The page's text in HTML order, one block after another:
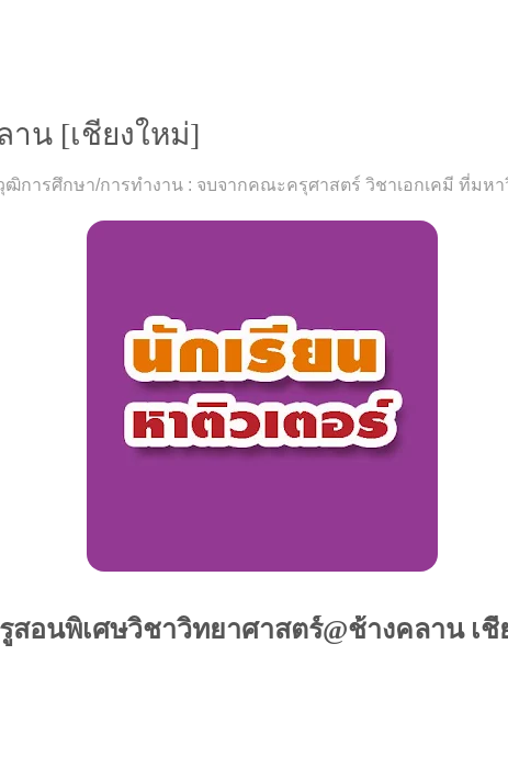
น [เชียงใหม่]
ฒิการศึกษา/การทำงาน : จบจากคณะครุศาสตร์ วิชาเอกเคมี ที่มห
สอนพิเศษวิชาวิทยาศาสตร์@ช้างคลาน เชี